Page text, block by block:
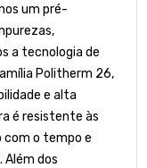
um pré-
a tecnologia de
Politherm 26,
e alta
é resistente às
o tempo e
dos